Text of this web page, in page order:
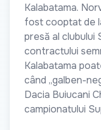
Kalabatama.
fost cooptat de
presă al
contractului
Kalabatama
când „galben-
Dacia Buiucani
campionatului